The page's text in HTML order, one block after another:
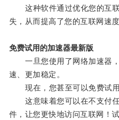
这种软件通过优化您的互联
失，从而提高了您的互联网速
免费试用的加速器最新版
一旦您使用了网络加速器，
速、更加稳定。
现在，您甚至可以免费试用
这意味着您可以在不支付任
件，让您更快地访问互联网！